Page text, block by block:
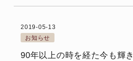
2019-05-13
お知らせ
90年以上の時を経た今も輝